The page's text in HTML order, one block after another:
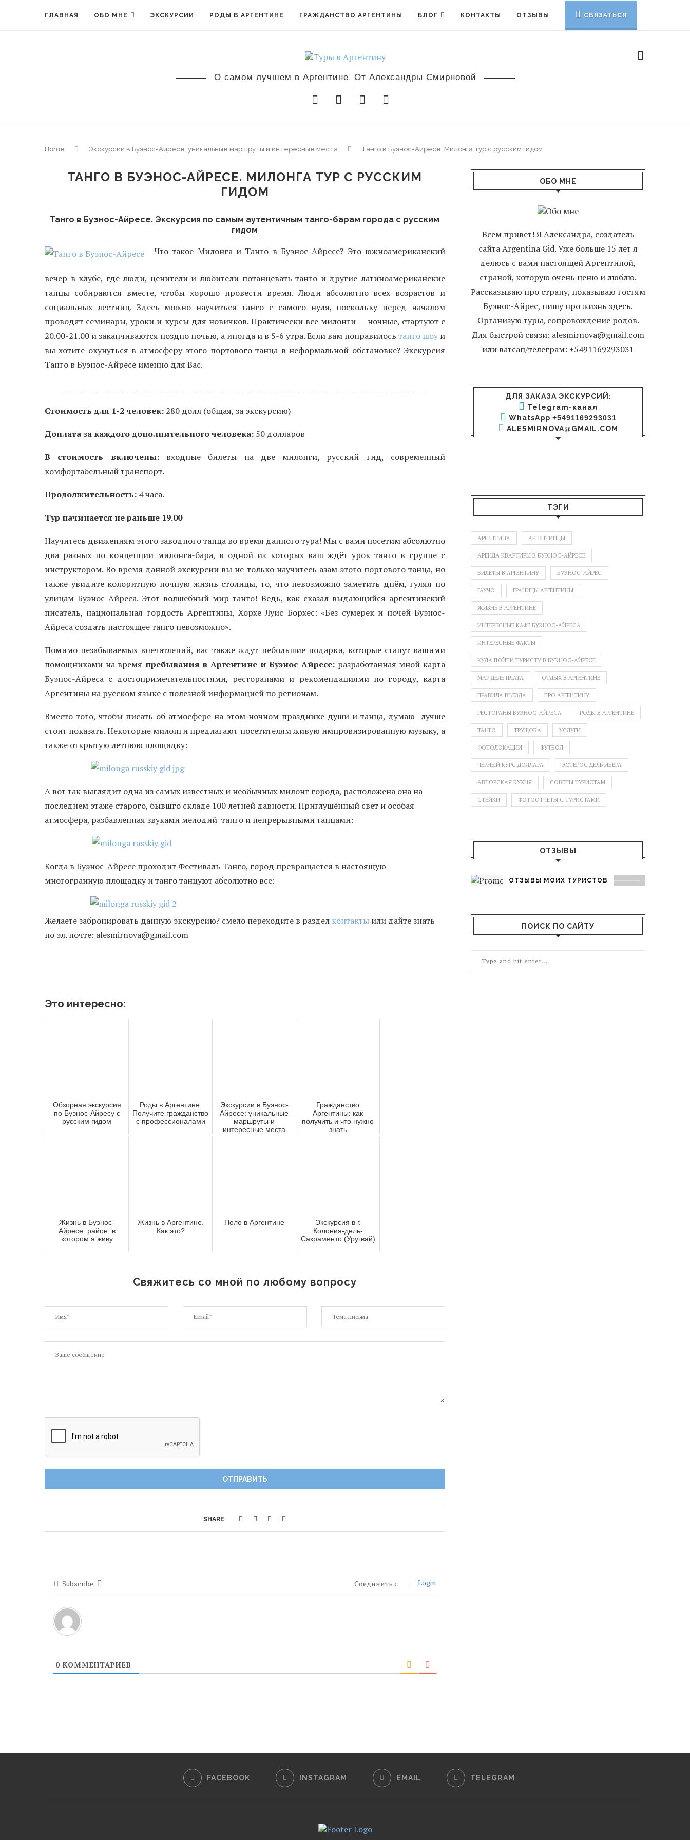
ГЛАВНАЯ ОБО МНЕ ЭКСКУРСИИ РОДЫ В АРГЕНТИНЕ ГРАЖДАНСТВО АРГЕНТИНЫ БЛОГ КОНТАКТЫ ОТЗЫВЫ СВЯЗАТЬСЯ
О самом лучшем в Аргентине. От Александры Смирновой
Home Экскурсии в Буэнос-Айресе: уникальные маршруты и интересные места Танго в Буэнос-Айресе. Милонга тур с русским гидом
ТАНГО В БУЭНОС-АЙРЕСЕ. МИЛОНГА ТУР С РУССКИМ
ГИДОМ
Танго в Буэнос-Айресе. Экскурсия по самым аутентичным танго-барам города с русским
гидом
Что такое Милонга и Танго в Буэнос-Айресе? Это южноамериканский
вечер в клубе, где люди, ценители и любители потанцевать танго и другие латиноамериканские
танцы собираются вместе, чтобы хорошо провести время. Люди абсолютно всех возрастов и
социальных лестниц. Здесь можно научиться танго с самого нуля, поскольку перед началом
проводят семинары, уроки и курсы для новичков. Практически все милонги — ночные, стартуют с
20.00-21.00 и заканчиваются поздно ночью, а иногда и в 5-6 утра. Если вам понравилось танго шоу и
вы хотите окунуться в атмосферу этого портового танца в неформальной обстановке? Экскурсия
Танго в Буэнос-Айресе именно для Вас.
Стоимость для 1-2 человек: 280 долл (общая, за экскурсию)
Доплата за каждого дополнительного человека: 50 долларов
В стоимость включены:входные билеты на две милонги, русский гид, современный
комфортабельный транспорт.
Продолжительность: 4 часа.
Тур начинается не раньше 19.00
Научитесь движениям этого заводного танца во время данного тура! Мы с вами посетим абсолютно
два разных по концепции милонга-бара, в одной из которых ваш ждёт урок танго в группе с
инструктором. Во время данной экскурсии вы не только научитесь азам этого портового танца, но
также увидите колоритную ночную жизнь столицы, то, что невозможно заметить днём, гуляя по
улицам Буэнос-Айреса. Этот волшебный мир танго! Ведь, как сказал выдающийся аргентинский
писатель, национальная гордость Аргентины, Хорхе Луис Борхес: «Без сумерек и ночей Буэнос-
Айреса создать настоящее танго невозможно».
Помимо незабываемых впечатлений, вас также ждут небольшие подарки, которые станут вашими
помощниками на время пребывания в Аргентине и Буэнос-Айресе: разработанная мной карта
Буэнос-Айреса с достопримечательностями, ресторанами и рекомендациями по городу, карта
Аргентины на русском языке с полезной информацией по регионам.
Вместо того, чтобы писать об атмосфере на этом ночном празднике души и танца, думаю лучше
стоит показать. Некоторые милонги предлагают посетителям живую импровизированную музыку, а
также открытую летнюю площадку:
А вот так выглядит одна из самых известных и необычных милонг города, расположена она на
последнем этаже старого, бывшго складе 100 летней давности. Приглушённый свет и особая
атмосфера, разбавленная звуками мелодий танго и непрерывными танцами:
Когда в Буэнос-Айресе проходит Фестиваль Танго, город превращается в настоящую
многогранную площадку и танго танцуют абсолютно все:
Желаете забронировать данную экскурсию? смело переходите в раздел контакты или дайте знать
по эл. почте: alesmirnova@gmail.com
Это интересно:
Обзорная экскурсия
по Буэнос-Айресу с
русским гидом
Роды в Аргентине.
Получите гражданство
с профессионалами
Экскурсии в Буэнос-
Айресе: уникальные
маршруты и
интересные места
Гражданство
Аргентины: как
получить и что нужно
знать
Жизнь в Буэнос-
Айресе: район, в
котором я живу
Жизнь в Аргентине.
Как это?
Поло в Аргентине
Экскурсия в г.
Колония-дель-
Сакраменто (Уругвай)
Свяжитесь со мной по любому вопросу
SHARE
Subscribe Соединить с Login
0КОММЕНТАРИЕВ
ОБО МНЕ
Всем привет! Я Александра, создатель
сайта Argentina Gid. Уже больше 15 лет я
делюсь с вами настоящей Аргентиной,
страной, которую очень ценю и люблю.
Рассказываю про страну, показываю гостям
Буэнос-Айрес, пишу про жизнь здесь.
Организую туры, сопровождение родов.
Для быстрой связи: alesmirnova@gmail.com
или ватсап/телеграм: +5491169293031
ДЛЯ ЗАКАЗА ЭКСКУРСИЙ:
Telegram-канал
WhatsApp +5491169293031
ALESMIRNOVA@GMAIL.COM
ТЭГИ
АРГЕНТИНА АРГЕНТИНЦЫ
АРЕНДА КВАРТИРЫ В БУЭНОС-АЙРЕСЕ
БИЛЕТЫ В АРГЕНТИНУ БУЭНОС-АЙРЕС
ГАУЧО ГРАНИЦЫ АРГЕНТИНЫ
ЖИЗНЬ В АРГЕНТИНЕ
ИНТЕРЕСНЫЕ КАФЕ БУЭНОС-АЙРЕСА
ИНТЕРЕСНЫЕ ФАКТЫ
КУДА ПОЙТИ ТУРИСТУ В БУЭНОС-АЙРЕСЕ
МАР ДЕЛЬ ПЛАТА ОТДЫХ В АРГЕНТИНЕ
ПРАВИЛА ВЪЕЗДА ПРО АРГЕНТИНУ
РЕСТОРАНЫ БУЭНОС-АЙРЕСА РОДЫ В АРГЕНТИНЕ
ТАНГО ТРУЩОБА УСЛУГИ
ФОТОЛОКАЦИИ ФУТБОЛ
ЧЕРНЫЙ КУРС ДОЛЛАРА ЭСТЕРОС ДЕЛЬ ИБЕРА
АВТОРСКАЯ КУХНЯ СОВЕТЫ ТУРИСТАМ
СТЕЙКИ ФОТООТЧЕТЫ С ТУРИСТАМИ
ОТЗЫВЫ
ОТЗЫВЫ МОИХ ТУРИСТОВ
ПОИСК ПО САЙТУ
FACEBOOK INSTAGRAM EMAIL TELEGRAM